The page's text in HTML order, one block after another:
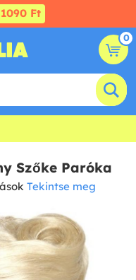
1090 Ft
0
Szőke Paróka
Tekintse meg